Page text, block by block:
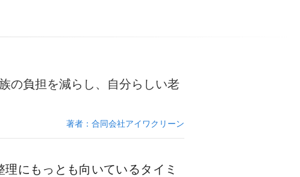
の負担を減らし、自分らしい老
著者：合同会社アイワクリーン
にもっとも向いているタイミ